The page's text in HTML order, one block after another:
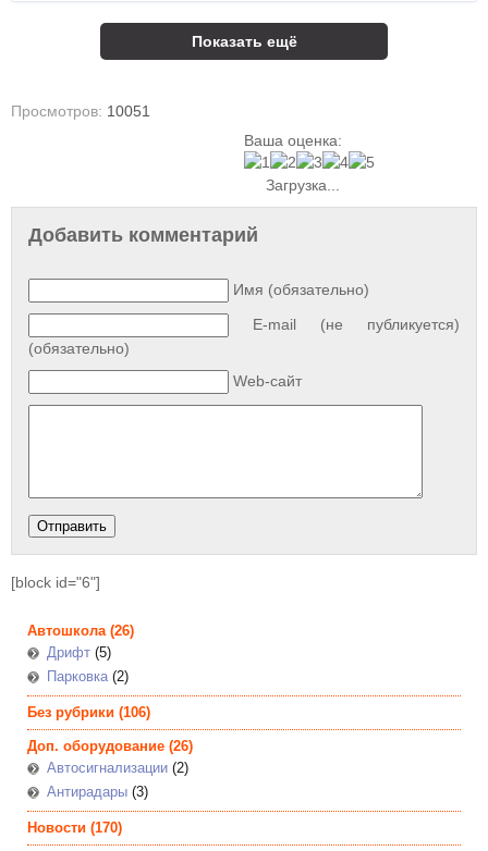
Показать ещё
Просмотров: 10051
Ваша оценка:
Загрузка...
Добавить комментарий
Имя (обязательно)
E-mail (не публикуется)
(обязательно)
Web-сайт
[block id="6"]
Автошкола(26)
Дрифт (5)
Парковка(2)
Без рубрики (106)
Доп. оборудование (26)
Автосигнализации (2)
Антирадары (3)
Новости (170)